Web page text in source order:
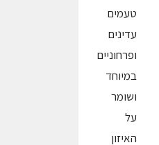
טעמים
עדינים
ופרחוניים
במיוחד
ושומר
על
האיזון